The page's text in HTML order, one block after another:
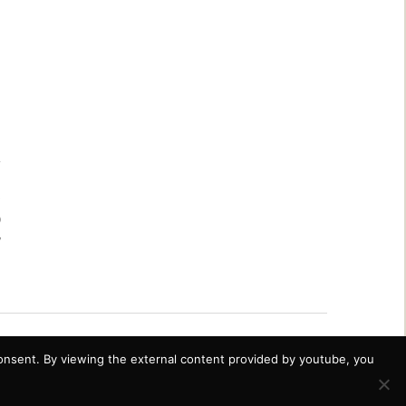
By viewing the external content provided by youtube, you